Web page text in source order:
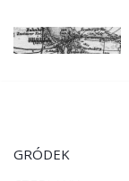
Przejdź
GRÓDEK